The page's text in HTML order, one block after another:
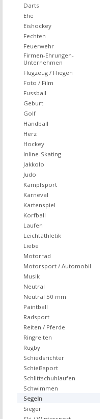
Darts
Ehe
Eishockey
Fechten
Feuerwehr
Firmen-Ehrungen-
Unternehmen
Flugzeug / Fliegen
Foto / Film
Fussball
Geburt
Golf
Handball
Herz
Hockey
Inline-Skating
Jakkolo
Judo
Kampfsport
Karneval
Kartenspiel
Korfball
Laufen
Leichtathletik
Liebe
Motorrad
Motorsport / Automobil
Musik
Neutral
Neutral 50 mm
Paintball
Radsport
Reiten / Pferde
Ringreiten
Rugby
Schiedsrichter
Schießsport
Schlittschuhlaufen
Schwimmen
Segeln
Sieger